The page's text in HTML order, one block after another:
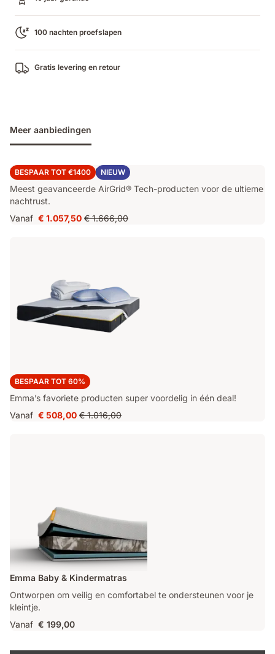
100 nachten proefslapen
Gratis levering en retour
Meer aanbiedingen
BESPAAR TOT €1400 NIEUW
Emma Performance Deal
Meest geavanceerde AirGrid® Tech-producten voor de ultieme
nachtrust.
Vanaf Prijs
€ 1.057,50 Oorspronkelijke
€ 1.666,00
BESPAAR TOT 60%
SUPER DEAL
Emma’s favoriete producten super voordelig in één deal!
Vanaf Prijs
€ 508,00 Oorspronkelijke
€ 1.016,00
Emma Baby & Kindermatras
Ontworpen om veilig en comfortabel te ondersteunen voor je
kleintje.
Vanaf € 199,00